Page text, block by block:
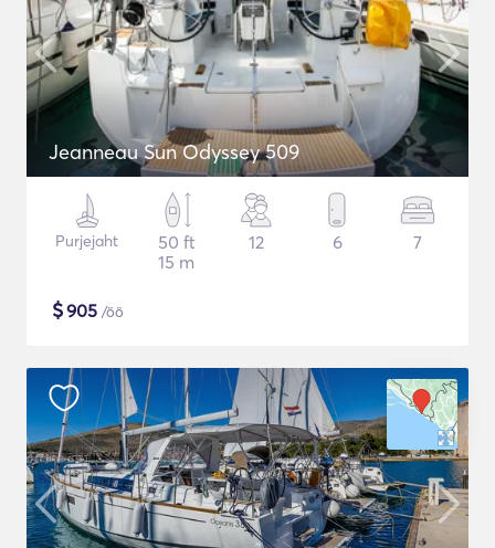
Jeanneau Sun Odyssey 509
Purjejaht
50 ft
15 m
12 6 7
$905 /öö